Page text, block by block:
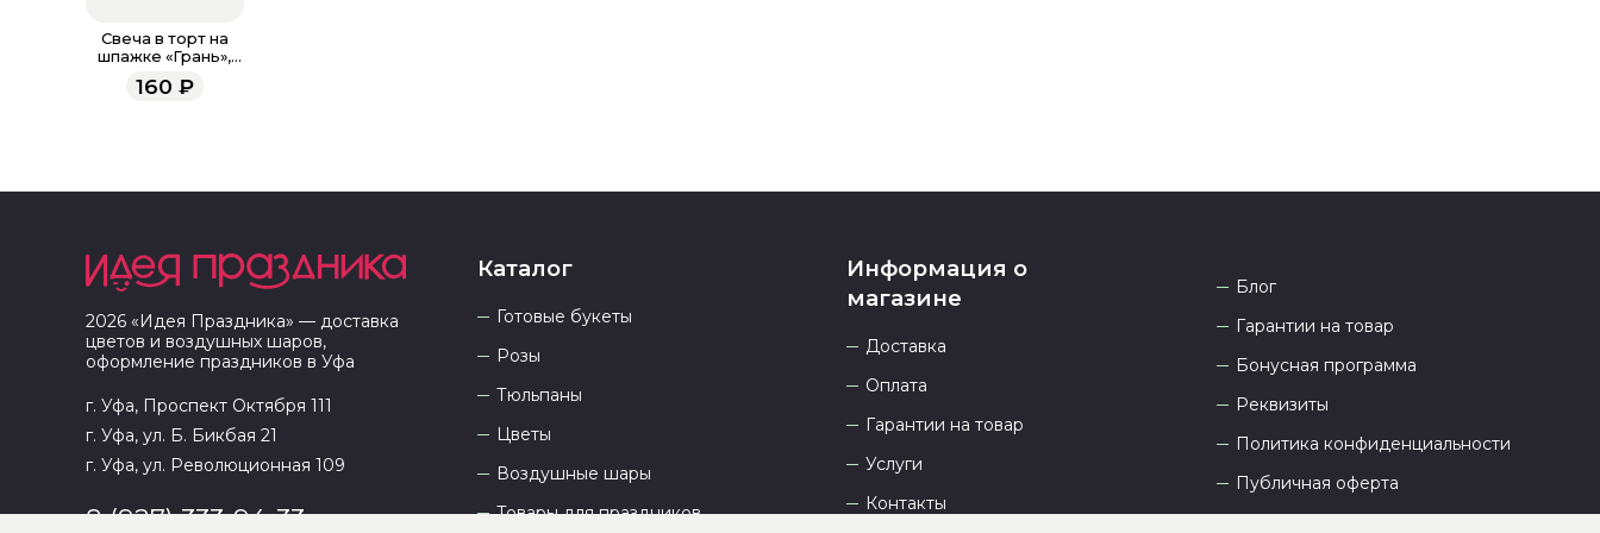
Свеча в торт на
шпажке «‎Грань»,
цифра "7",изумруд,
13 см
160 ₽
2026 «Идея Праздника» — доставка
цветов и воздушных шаров,
оформление праздников в Уфа
г. Уфа, Проспект Октября 111
г. Уфа, ул. Б. Бикбая 21
г. Уфа, ул. Революционная 109
8 (927) 333-94-33
Каталог
Готовые букеты
Розы
Тюльпаны
Цветы
Воздушные шары
Товары для праздников
Информация о
магазине
Доставка
Оплата
Гарантии на товар
Услуги
Контакты
Блог
Гарантии на товар
Бонусная программа
Реквизиты
Политика конфиденциальности
Публичная оферта